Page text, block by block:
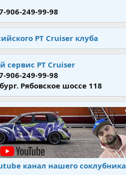
906-249-99-98
PT Cruiser клуба
сервис PT Cruiser
906-249-99-98
Рябовское шоссе 118
канал нашего соклубника